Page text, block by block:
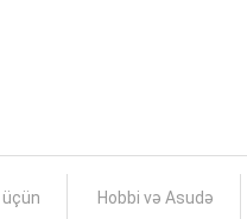
Hobbi və Asudə